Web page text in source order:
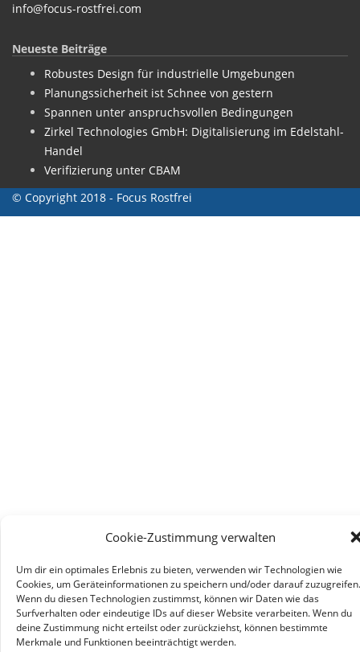
Cookie-Zustimmung verwalten
Um dir ein optimales Erlebnis zu bieten, verwenden wir Technologien wie
Cookies, um Geräteinformationen zu speichern und/oder darauf zuzugreifen.
Wenn du diesen Technologien zustimmst, können wir Daten wie das
Surfverhalten oder eindeutige IDs auf dieser Website verarbeiten. Wenn du
deine Zustimmung nicht erteilst oder zurückziehst, können bestimmte
Merkmale und Funktionen beeinträchtigt werden.
info@focus-rostfrei.com
Neueste Beiträge
Robustes Design für industrielle Umgebungen
Planungssicherheit ist Schnee von gestern
Spannen unter anspruchsvollen Bedingungen
Zirkel Technologies GmbH: Digitalisierung im Edelstahl-
Handel
Verifizierung unter CBAM
© Copyright 2018 - Focus Rostfrei